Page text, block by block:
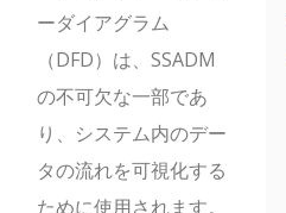
ーダイアグラム
（DFD）は、SSADM
の不可欠な一部であ
り、システム内のデー
タの流れを可視化する
ために使用されます。